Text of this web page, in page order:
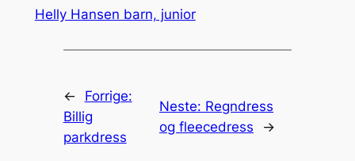
Helly Hansen barn, junior
←
Forrige:
Billig
parkdress
Neste: Regndress
og fleecedress
→